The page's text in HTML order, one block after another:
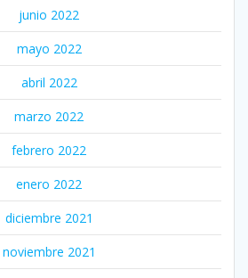
junio 2022
mayo 2022
abril 2022
marzo 2022
febrero 2022
enero 2022
diciembre 2021
noviembre 2021